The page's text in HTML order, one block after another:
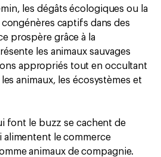
les dégâts écologiques ou la
captifs dans des
prospère grâce à la
les animaux sauvages
appropriés tout en occultant
animaux, les écosystèmes et
font le buzz se cachent de
alimentent le commerce
animaux de compagnie.